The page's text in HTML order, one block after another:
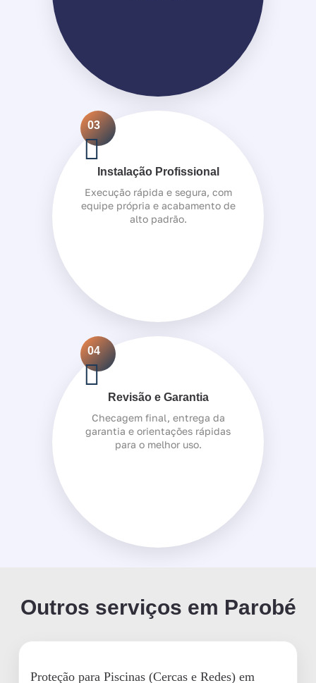
03
Instalação Profissional
Execução rápida e segura, com
equipe própria e acabamento de
alto padrão.
04
Revisão e Garantia
Checagem final, entrega da
garantia e orientações rápidas
para o melhor uso.
Outros serviços em Parobé
Proteção para Piscinas (Cercas e Redes) em